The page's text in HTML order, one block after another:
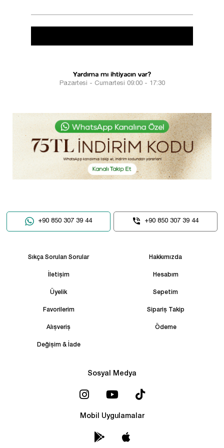
Yardıma mı ihtiyacın var?
Pazartesi - Cumartesi 09:00 - 17:30
+90 850 307 39 44 +90 850 307 39 44
Sıkça Sorulan Sorular Hakkımızda
İletişim Hesabım
Üyelik Sepetim
Favorilerim Sipariş Takip
Alışveriş Ödeme
Değişim & İade
Sosyal Medya
Mobil Uygulamalar